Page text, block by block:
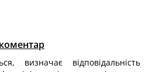
визначає відповідальність